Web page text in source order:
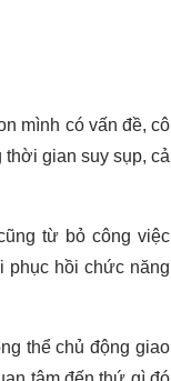
mình có vấn đề, cô
gian suy sụp, cả
từ bỏ công việc
phục hồi chức năng
thể chủ động giao